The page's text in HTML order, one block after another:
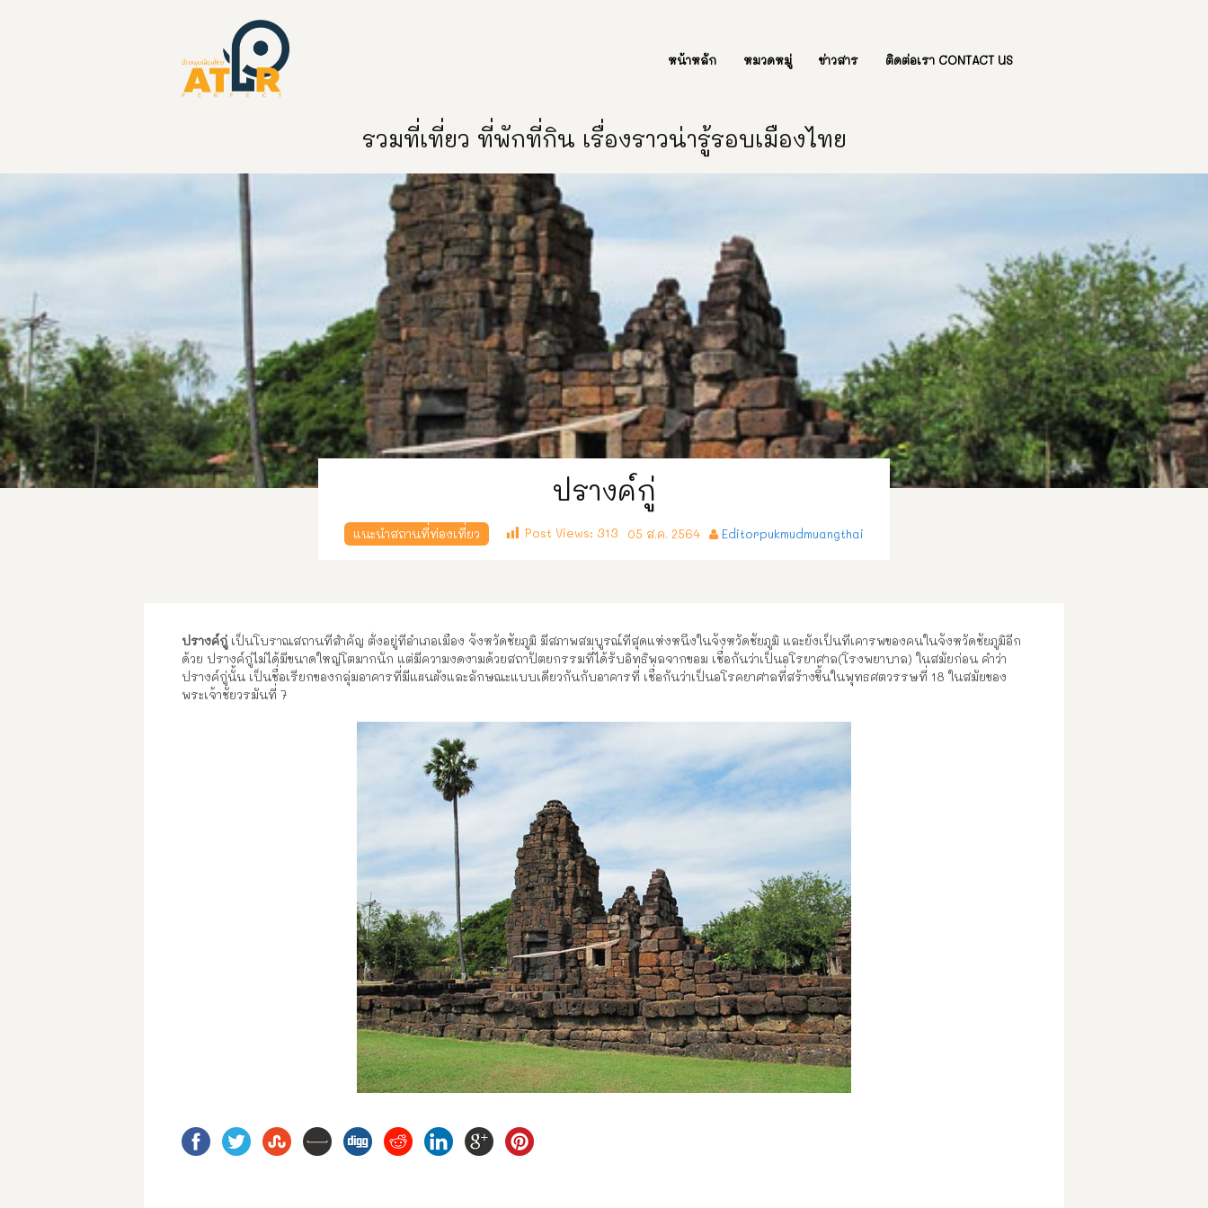
หน้าหลัก หมวดหมู่ ข่าวสาร ติดต่อเรา CONTACT US
รวมที่เที่ยว ที่พักที่กิน เรื่องราวน่ารู้รอบเมืองไทย
ปรางค์กู่
แนะนำสถานที่ท่องเที่ยว Post Views: 313 05 ส.ค. 2564 Editorpukmudmuangthai
ปรางค์กู่ เป็นโบราณสถานที่สำคัญ ตั้งอยู่ที่อำเภอเมือง จังหวัดชัยภูมิ มีสภาพสมบูรณ์ที่สุดแห่งหนึ่งในจังหวัดชัยภูมิ และยังเป็นที่เคารพของคนในจังหวัดชัยภูมิอีก
ด้วย ปรางค์กู่ไม่ได้มีขนาดใหญ่โตมากนัก แต่มีความงดงามด้วยสถาปัตยกรรมที่ได้รับอิทธิพลจากขอม เชื่อกันว่าเป็นอโรยาศาล(โรงพยาบาล) ในสมัยก่อน คำว่า
ปรางค์กู่นั้น เป็นชื่อเรียกของกลุ่มอาคารที่มีแผนผังและลักษณะแบบเดียวกันกับอาคารที่ เชื่อกันว่าเป็นอโรคยาศาลที่สร้างขึ้นในพุทธศตวรรษที่ 18 ในสมัยของ
พระเจ้าชัยวรมันที่ 7